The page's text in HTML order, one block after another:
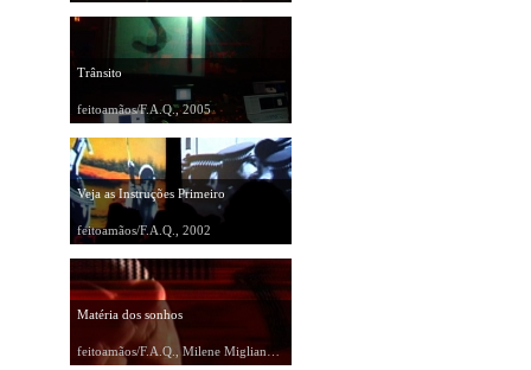
Trânsito
feitoamãos/F.A.Q., 2005
Veja as Instruções Primeiro
feitoamãos/F.A.Q., 2002
Matéria dos sonhos
feitoamãos/F.A.Q., Milene Migliano, 2002